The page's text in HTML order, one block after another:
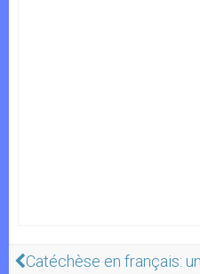
Catéchèse en français: